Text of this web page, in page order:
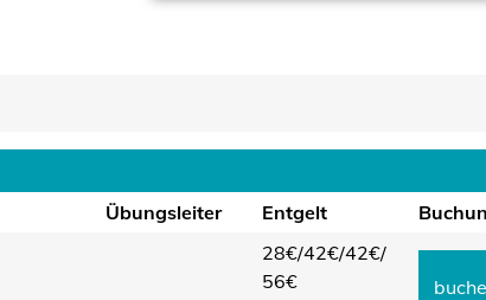
Übungsleiter Entgelt
28€/42€/42€/
56€